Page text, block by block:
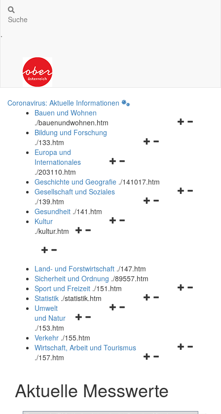
Suche
.
Coronavirus: Aktuelle Informationen
Bauen und Wohnen
./bauenundwohnen.htm
Navigationsmenü
Bildung und Forschung
./133.htm
Navigationsmenü
und
schließen
Europa und
Internationales
./203110.htm
Geschichte und Geografie ./141017.htm
Navigationsmenü
Gesellschaft und Soziales
./139.htm
Navigationsmenü
Gesundheit ./141.htm
Navigationsmenü
Kultur
./kultur.htm
Navigationsmenü
und
schließen
Land- und Forstwirtschaft ./147.htm
Sicherheit und Ordnung ./89557.htm
Navigationsmenü
Sport und Freizeit ./151.htm
Navigationsmenü
Statistik ./statistik.htm
Navigationsmenü
und
schließen
Umwelt
und Natur
./153.htm
Verkehr ./155.htm
Navigationsmenü
schließen
Wirtschaft, Arbeit und Tourismus
./157.htm
Aktuelle Messwerte